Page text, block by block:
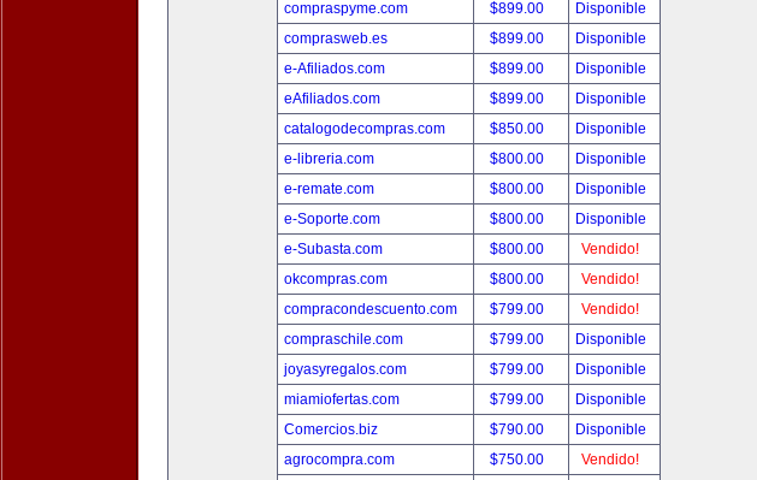
compraspyme.com
$899.00
Disponible
comprasweb.es
$899.00
Disponible
e-Afiliados.com
$899.00
Disponible
eAfiliados.com
$899.00
Disponible
catalogodecompras.com
$850.00
Disponible
e-libreria.com
$800.00
Disponible
e-remate.com
$800.00
Disponible
e-Soporte.com
$800.00
Disponible
e-Subasta.com
$800.00
Vendido!
okcompras.com
$800.00
Vendido!
compracondescuento.com
$799.00
Vendido!
compraschile.com
$799.00
Disponible
joyasyregalos.com
$799.00
Disponible
miamiofertas.com
$799.00
Disponible
Comercios.biz
$790.00
Disponible
agrocompra.com
$750.00
Vendido!